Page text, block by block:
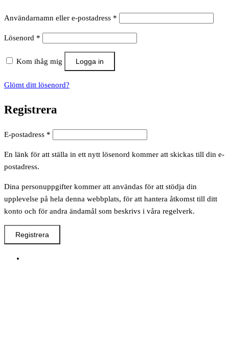
Användarnamn eller e-postadress *
Lösenord *
Kom ihåg mig Logga in
Glömt ditt lösenord?
Registrera
E-postadress *
En länk för att ställa in ett nytt lösenord kommer att skickas till din e-
postadress.
Dina personuppgifter kommer att användas för att stödja din
upplevelse på hela denna webbplats, för att hantera åtkomst till ditt
konto och för andra ändamål som beskrivs i våra regelverk.
Registrera